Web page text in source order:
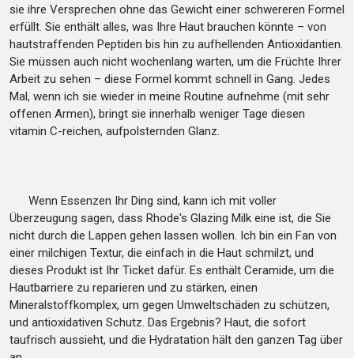
sie ihre Versprechen ohne das Gewicht einer schwereren Formel
erfüllt. Sie enthält alles, was Ihre Haut brauchen könnte – von
hautstraffenden Peptiden bis hin zu aufhellenden Antioxidantien.
Sie müssen auch nicht wochenlang warten, um die Früchte Ihrer
Arbeit zu sehen – diese Formel kommt schnell in Gang. Jedes
Mal, wenn ich sie wieder in meine Routine aufnehme (mit sehr
offenen Armen), bringt sie innerhalb weniger Tage diesen
vitamin C-reichen, aufpolsternden Glanz.
Wenn Essenzen Ihr Ding sind, kann ich mit voller
Überzeugung sagen, dass Rhode's Glazing Milk eine ist, die Sie
nicht durch die Lappen gehen lassen wollen. Ich bin ein Fan von
einer milchigen Textur, die einfach in die Haut schmilzt, und
dieses Produkt ist Ihr Ticket dafür. Es enthält Ceramide, um die
Hautbarriere zu reparieren und zu stärken, einen
Mineralstoffkomplex, um gegen Umweltschäden zu schützen,
und antioxidativen Schutz. Das Ergebnis? Haut, die sofort
taufrisch aussieht, und die Hydratation hält den ganzen Tag über